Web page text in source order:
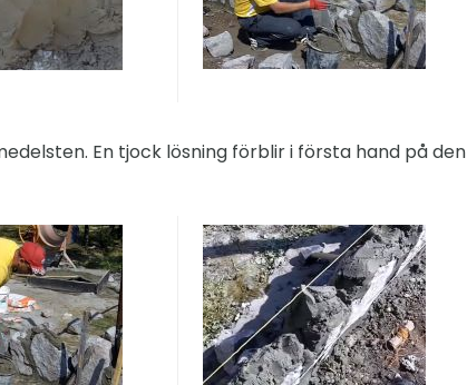
En tjock lösning förblir i första hand på den